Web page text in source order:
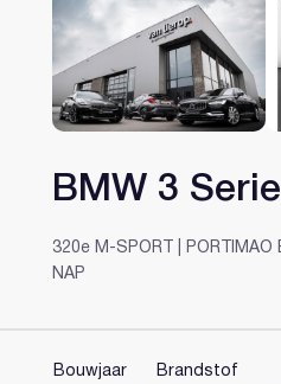
BMW 3 Serie
320e M-SPORT | PORTIMAO
NAP
Bouwjaar
Brandstof